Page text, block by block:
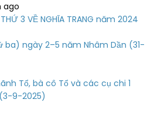
ago
3 VỀ NGHĨA TRANG năm 2024
ba) ngày 2–5 năm Nhâm Dần (31-
Tổ, bà cô Tổ và các cụ chi 1
9-2025)